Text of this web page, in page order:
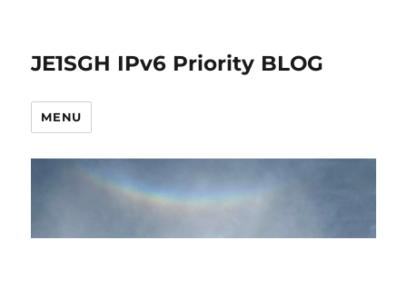
JE1SGH IPv6 Priority BLOG
MENU